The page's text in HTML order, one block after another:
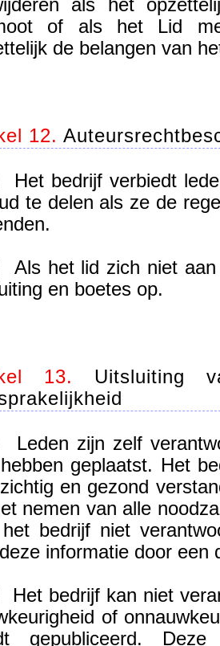
als het
of als het Lid
de belangen van
12.
Het bedrijf verbiedt
te delen als ze de
Als het lid zich niet
en boetes op.
13.
Uitsluiting
Leden zijn zelf
geplaatst. Het
en gezond
nemen van alle
bedrijf niet
informatie door een
Het bedrijf kan niet
of
gepubliceerd.